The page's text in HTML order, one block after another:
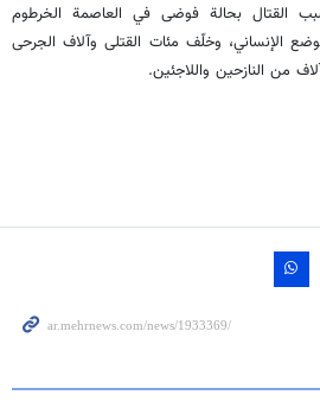
القتال بحالة فوضى في العاصمة الخرطوم
الإنساني، وخلّف مئات القتلى وآلاف الجرحى
من النازحين واللاجئين.